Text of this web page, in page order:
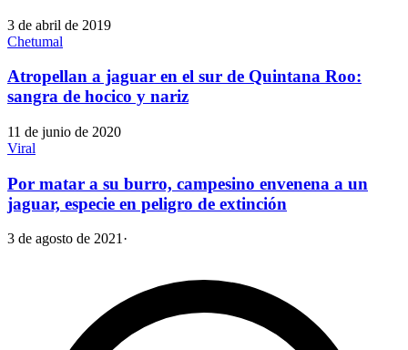
3 de abril de 2019
Chetumal
Atropellan a jaguar en el sur de Quintana Roo:
sangra de hocico y nariz
11 de junio de 2020
Viral
Por matar a su burro, campesino envenena a un
jaguar, especie en peligro de extinción
3 de agosto de 2021·